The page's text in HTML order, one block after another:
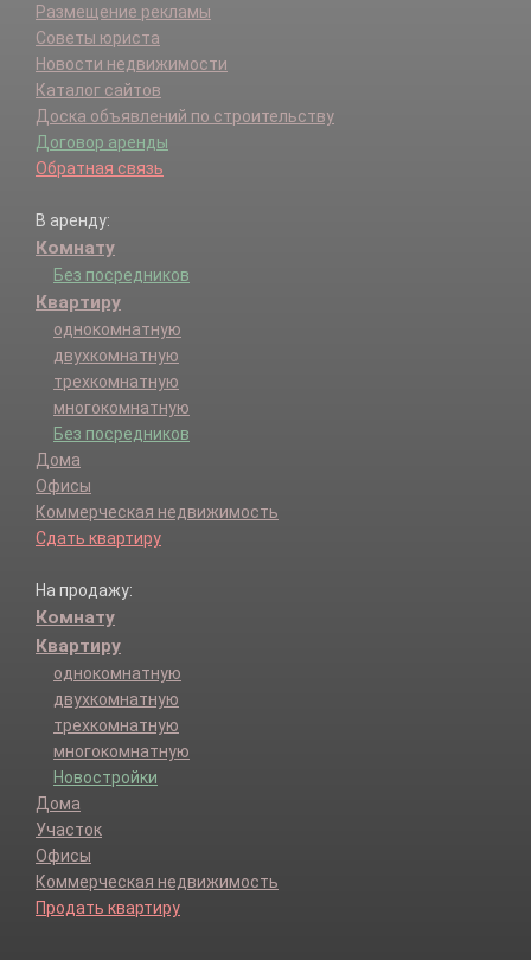
Размещение рекламы
Советы юриста
Новости недвижимости
Каталог сайтов
Доска объявлений по строительству
Договор аренды
Обратная связь
В аренду:
Комнату
Без посредников
Квартиру
однокомнатную
двухкомнатную
трехкомнатную
многокомнатную
Без посредников
Дома
Офисы
Коммерческая недвижимость
Сдать квартиру
На продажу:
Комнату
Квартиру
однокомнатную
двухкомнатную
трехкомнатную
многокомнатную
Новостройки
Дома
Участок
Офисы
Коммерческая недвижимость
Продать квартиру